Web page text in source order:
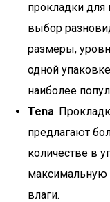
прокладки
выбор
размеры,
одной
наиболее
Tena.
предлагают
количестве в
максимальную
влаги.